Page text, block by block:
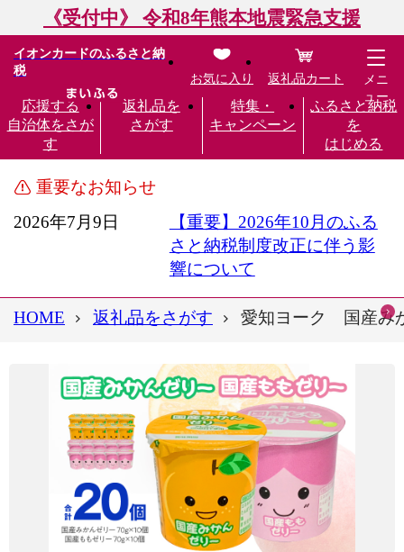
《受付中》 令和8年熊本地震緊急支援
イオンカードのふるさと納
税
応援する
自治体をさが
す
返礼品を
さがす
特集・
キャンペーン
ふるさと納税
を
はじめる
お気に入り 返礼品カート
メニ
ュー
重要なお知らせ
2026年7月9日
【重要】2026年10月のふる
さと納税制度改正に伴う影
響について
HOME 返礼品をさがす 愛知ヨーク 国産み